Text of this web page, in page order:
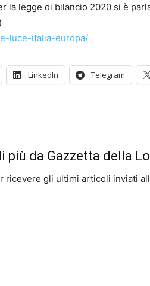
la legge di bilancio 2020 si è
luce-italia-europa/
LinkedIn Telegram
più da Gazzetta della
ricevere gli ultimi articoli inviati